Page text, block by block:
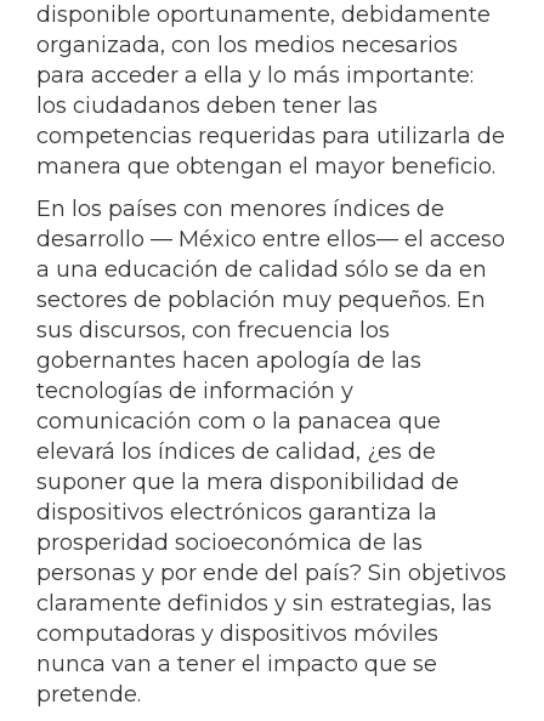
disponible oportunamente, debidamente
organizada, con los medios necesarios
para acceder a ella y lo más importante:
los ciudadanos deben tener las
competencias requeridas para utilizarla de
manera que obtengan el mayor beneficio.
En los países con menores índices de
desarrollo — México entre ellos— el acceso
a una educación de calidad sólo se da en
sectores de población muy pequeños. En
sus discursos, con frecuencia los
gobernantes hacen apología de las
tecnologías de información y
comunicación com o la panacea que
elevará los índices de calidad, ¿es de
suponer que la mera disponibilidad de
dispositivos electrónicos garantiza la
prosperidad socioeconómica de las
personas y por ende del país? Sin objetivos
claramente definidos y sin estrategias, las
computadoras y dispositivos móviles
nunca van a tener el impacto que se
pretende.